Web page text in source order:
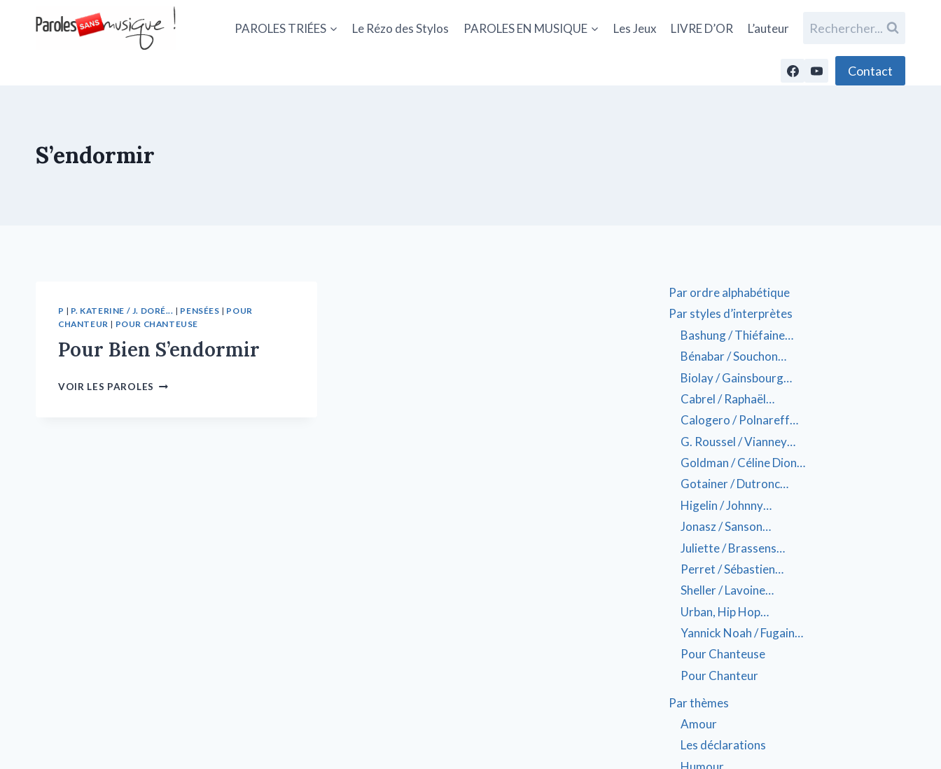
PAROLES TRIÉES Le Rézo des Stylos PAROLES EN MUSIQUE Les Jeux LIVRE D’OR L’auteur Rechercher...
Contact
S’endormir
P | P. KATERINE / J. DORÉ... | PENSÉES | POUR
CHANTEUR | POUR CHANTEUSE
Pour Bien S’endormir
VOIR LES PAROLES
Par ordre alphabétique
Par styles d’interprètes
Bashung / Thiéfaine…
Bénabar / Souchon…
Biolay / Gainsbourg…
Cabrel / Raphaël…
Calogero / Polnareff…
G. Roussel / Vianney…
Goldman / Céline Dion…
Gotainer / Dutronc…
Higelin / Johnny…
Jonasz / Sanson…
Juliette / Brassens…
Perret / Sébastien…
Sheller / Lavoine…
Urban, Hip Hop…
Yannick Noah / Fugain…
Pour Chanteuse
Pour Chanteur
Par thèmes
Amour
Les déclarations